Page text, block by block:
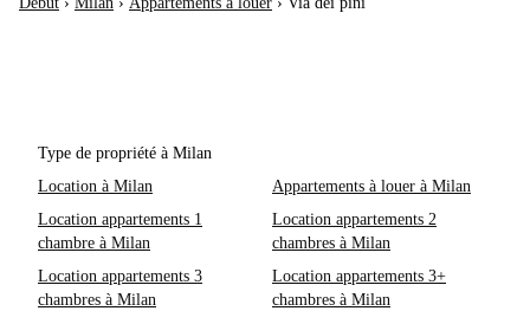
Type de propriété à Milan
Location à Milan
Appartements à louer à Milan
Location appartements 1
chambre à Milan
Location appartements 2
chambres à Milan
Location appartements 3
chambres à Milan
Location appartements 3+
chambres à Milan